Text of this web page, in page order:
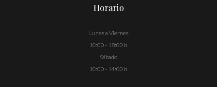
Horario
Lunes a Viernes
10:00 - 18:00 h.
Sábado
10:00 - 14:00 h.